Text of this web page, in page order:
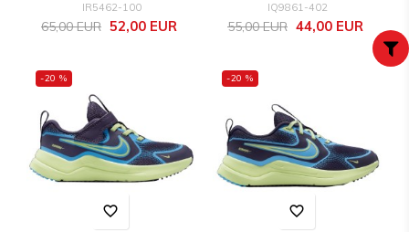
LOW BBALL (GS)
IR5462-100
Bazinė
65,00 EUR Kaina
52,00 EUR
SWOOSH (GS)
IQ9861-402
Bazinė
55,00 EUR Kaina
44,00 EUR
-20 %
favorite_border
-20 %
favorite_border